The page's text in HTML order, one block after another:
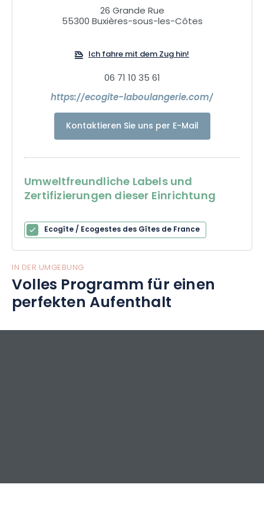
Produzenten sowie einer bemerkenswerten Architektur
entdecken können. Das Ecogite de la Boulangerie mit
großen Wohnraum bietet Ihnen unvergessliche Momente
und Ferien.
26 Grande Rue
55300 Buxières-sous-les-Côtes
Ich fahre mit dem Zug hin!
06 71 10 35 61
https://ecogite-laboulangerie.com/
Kontaktieren Sie uns per E-Mail
Umweltfreundliche Labels und
Zertifizierungen dieser Einrichtung
Ecogîte / Ecogestes des Gîtes de France
IN DER UMGEBUNG
Volles Programm für einen
perfekten Aufenthalt